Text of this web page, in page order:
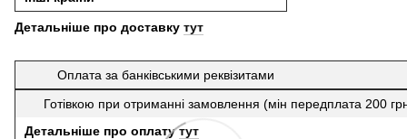
Детальніше про доставку тут
Оплата за банківськими реквізитами
Готівкою при отриманні замовлення (мін передплата 200
Детальніше про оплатутут